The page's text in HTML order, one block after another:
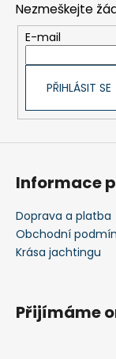
Nezmeškejte
E-mail
PŘIHLÁSIT SE
Informace
Doprava a platba
Obchodní
Krása jachtingu
Přijímáme